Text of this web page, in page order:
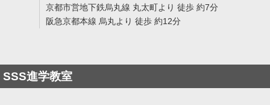
京都市営地下鉄烏丸線 丸太町より 徒歩 約7分
阪急京都本線 烏丸より 徒歩 約12分
SSS進学教室